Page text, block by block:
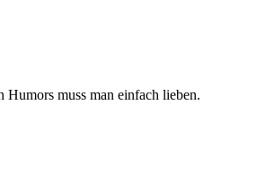
muss man einfach lieben.